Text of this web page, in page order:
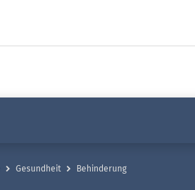
Gesundheit Behinderung